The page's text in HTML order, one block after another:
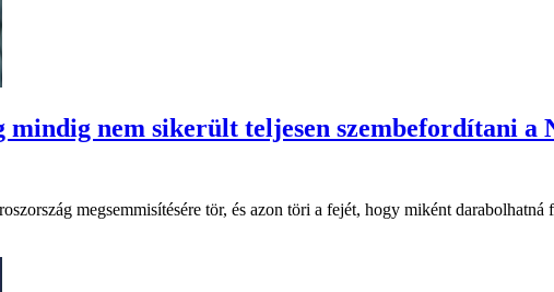
mindig nem sikerült teljesen szembefordítani a
megsemmisítésére tör, és azon töri a fejét, hogy miként